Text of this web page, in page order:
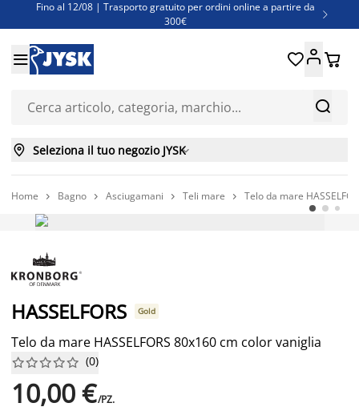
Fino al 12/08 | Trasporto gratuito per ordini online a partire da
300€

Super offerte d'estate | Oltre 1.500 articoli fino al 70%
Finanziamenti - Scegli il piano di rimborso più adatto a te


 
 Seleziona il tuo negozio JYSK
Home  Bagno  Asciugamani  Teli mare  Telo da mare
HASSELFORS Gold
Telo da mare HASSELFORS 80x160 cm color vaniglia





 (0)
10,00 €/PZ.